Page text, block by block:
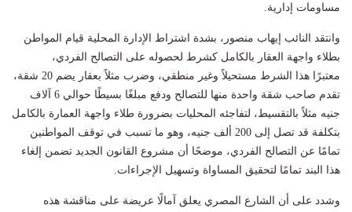
مساومات إدارية.
​وانتقد النائب إيهاب منصور، بشدة اشتراط الإدارة المحلية قيام المواطن
بطلاء واجهة العقار بالكامل كشرط لحصوله على التصالح الفردي،
معتبرًا هذا الشرط مستحيلاً وغير منطقي، ​وضرب مثلاً بعقار يضم 20 شقة،
تقدم صاحب شقة واحدة منها للتصالح ودفع مبلغًا بسيطًا حوالي 6 آلاف
جنيه مثلاً بالتقسيط، لتفاجئه المحليات بضرورة طلاء واجهة العمارة بالكامل
بتكلفة قد تصل إلى 200 ألف جنيه، وهو ما تسبب في توقف المواطنين
تمامًا عن التصالح الفردي، موضحًا أن مشروع القانون الجديد تضمن إلغاء
هذا البند تمامًا لتحقيق المساواة وتسهيل الإجراءات.
وشدد على أن الشارع المصري يعلق آمالًا عريضة على مناقشة هذه